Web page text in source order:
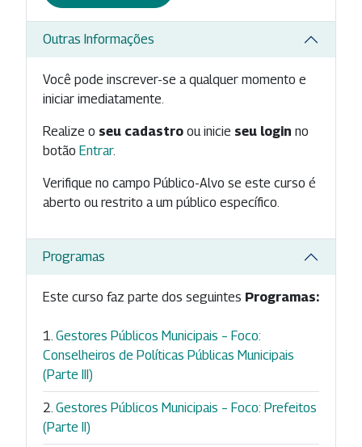
Outras Informações
Você pode inscrever-se a qualquer momento e
iniciar imediatamente.
Realize o seu cadastro ou inicie seu login no
botão Entrar.
Verifique no campo Público-Alvo se este curso é
aberto ou restrito a um público específico.
Programas
Este curso faz parte dos seguintes Programas:
Gestores Públicos Municipais – Foco:
Conselheiros de Políticas Públicas Municipais
(Parte III)
Gestores Públicos Municipais – Foco: Prefeitos
(Parte II)